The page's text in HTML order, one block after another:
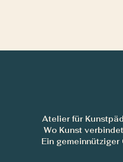
Atelier für
Wo Kunst
Ein